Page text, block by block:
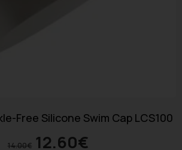
Free Silicone Swim Cap LCS100
14.00€ 12.60€